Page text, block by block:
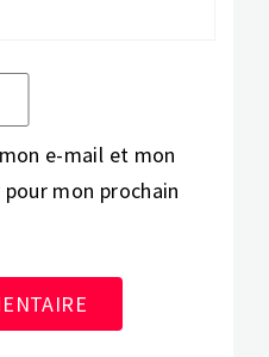
e-mail et mon
mon prochain